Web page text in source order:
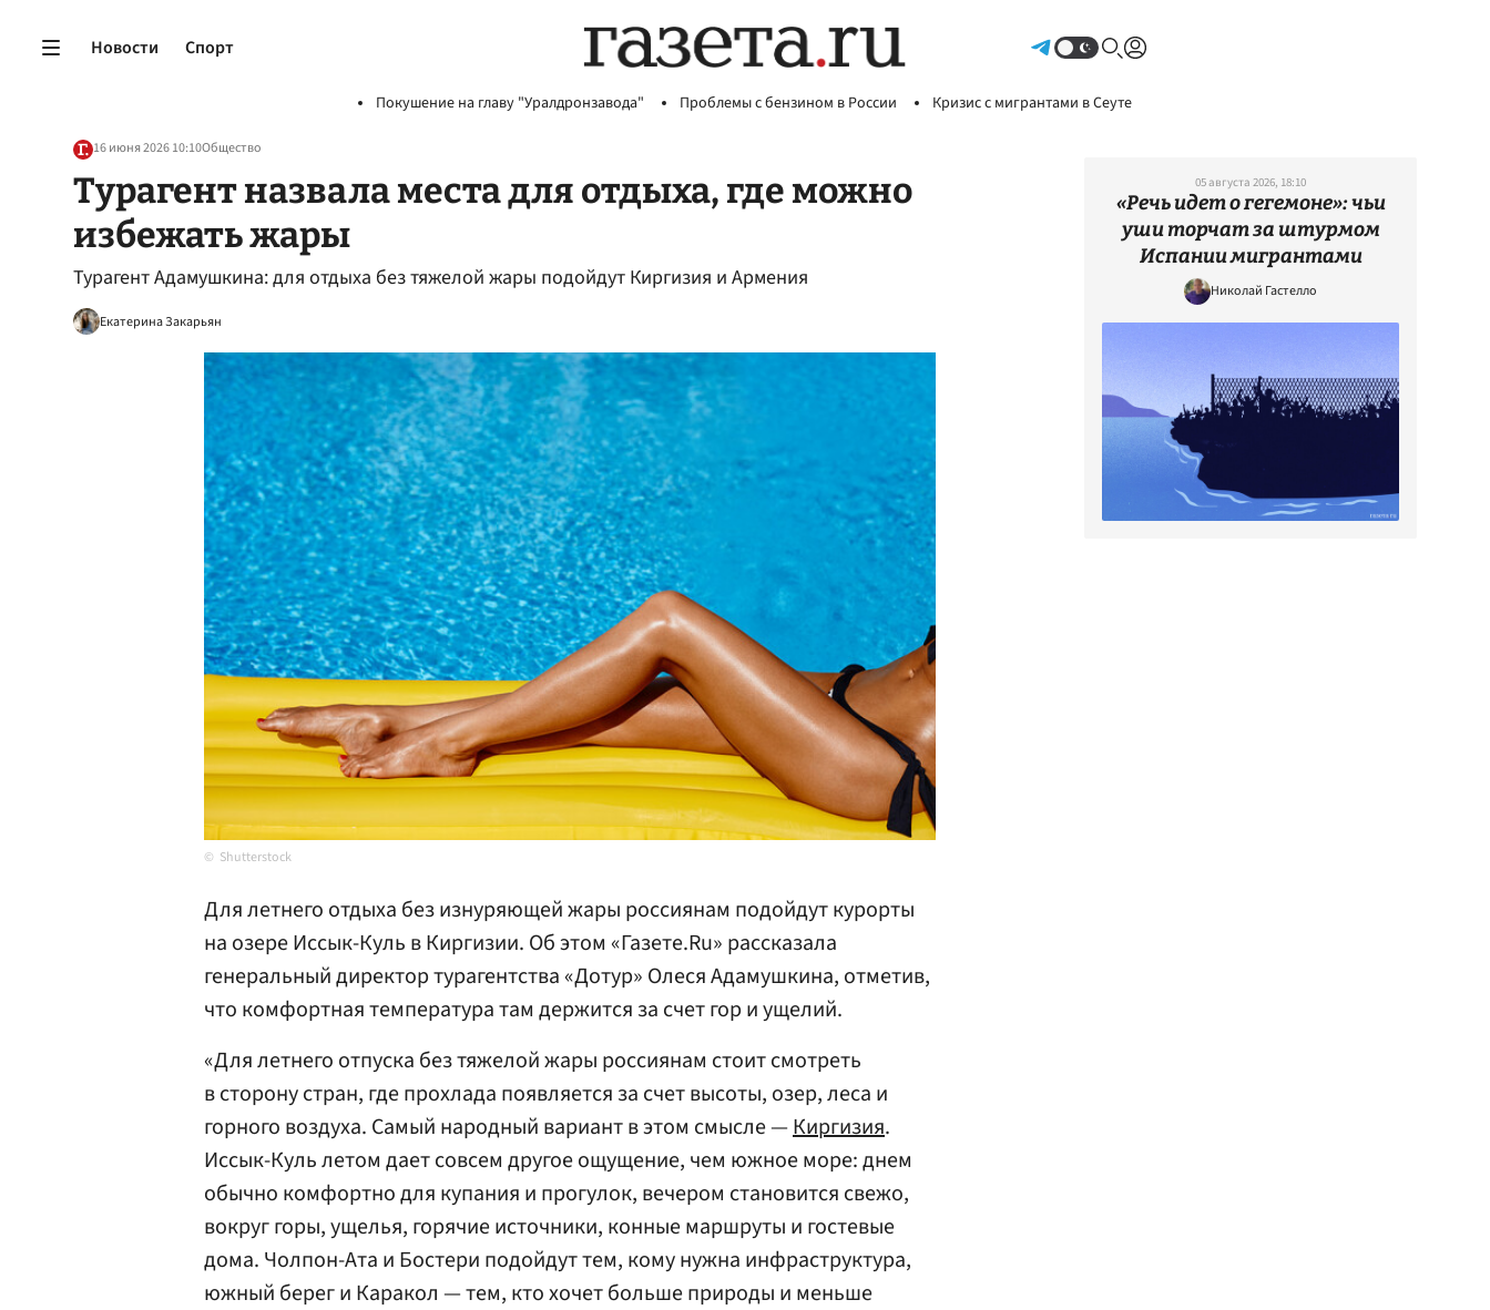
Новости Спорт
Покушение на главу "Уралдронзавода" Проблемы с бензином в России Кризис с мигрантами в Сеуте
16 июня 2026 10:10Общество
Турагент назвала места для отдыха, где можно
избежать жары
Турагент Адамушкина: для отдыха без тяжелой жары подойдут Киргизия и Армения
Екатерина Закарьян
Shutterstock
Для летнего отдыха без изнуряющей жары россиянам подойдут курорты
на озере Иссык-Куль в Киргизии. Об этом «Газете.Ru» рассказала
генеральный директор турагентства «Дотур» Олеся Адамушкина, отметив,
что комфортная температура там держится за счет гор и ущелий.
«Для летнего отпуска без тяжелой жары россиянам стоит смотреть
в сторону стран, где прохлада появляется за счет высоты, озер, леса и
горного воздуха. Самый народный вариант в этом смысле —Киргизия.
Иссык-Куль летом дает совсем другое ощущение, чем южное море: днем
обычно комфортно для купания и прогулок, вечером становится свежо,
вокруг горы, ущелья, горячие источники, конные маршруты и гостевые
дома. Чолпон-Ата и Бостери подойдут тем, кому нужна инфраструктура,
южный берег и Каракол — тем, кто хочет больше природы и меньше
05 августа 2026, 18:10
«Речь идет о гегемоне»: чьи
уши торчат за штурмом
Испании мигрантами
Николай Гастелло